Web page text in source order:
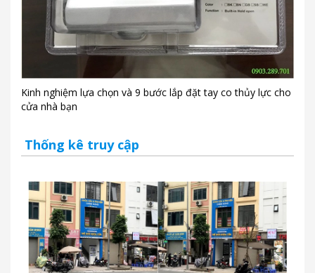
Kinh nghiệm lựa chọn và 9 bước lắp đặt tay co thủy lực cho
cửa nhà bạn
Thống kê truy cập